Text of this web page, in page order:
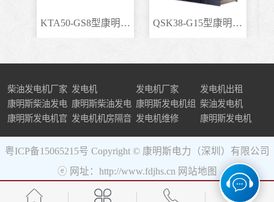
KTA50-GS8型康明斯柴.. QSK38-G15型康明斯柴..
柴油发电机厂家 发电机 发电机厂家
发电机出租
康明斯柴油发电
机组
康明斯柴油发电
机
康明斯发电机组 柴油发电机
康明斯发电机官 发电机机房隔音 发电机维修 康明斯发电机
粤ICP备15065215号 Copyright © 康明斯电力（深圳）有限公司
ⓔ 网址：http://www.fdjhs.cn 网站地图